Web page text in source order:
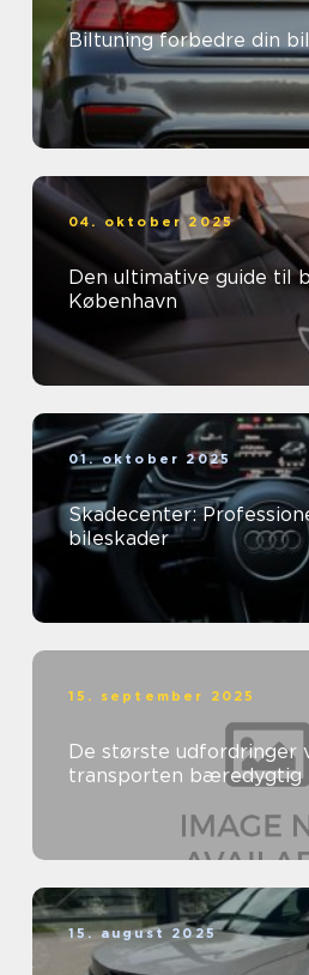
Biltuning forbedre din
04. oktober 2025
Den ultimative guide til
København
01. oktober 2025
Skadecenter:
bileskader
15. september 2025
De største udfordringer
transporten bæredygtig
15. august 2025